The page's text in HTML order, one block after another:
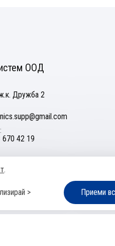
ООД
Дружба 2
670 42 19
Управление на
.
> Приеми